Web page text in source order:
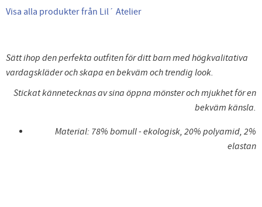
Visa alla produkter från Lil´ Atelier
Sätt ihop den perfekta outfiten för ditt barn med högkvalitativa
vardagskläder och skapa en bekväm och trendig look.
Stickat kännetecknas av sina öppna mönster och mjukhet för en
bekväm känsla.
Material: 78% bomull - ekologisk, 20% polyamid, 2%
elastan